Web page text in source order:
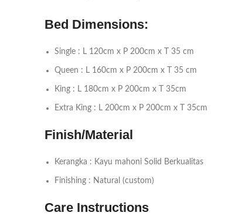
Bed Dimensions:
Single : L 120cm x P 200cm x T 35 cm
Queen : L 160cm x P 200cm x T 35 cm
King : L 180cm x P 200cm x T 35cm
Extra King : L 200cm x P 200cm x T 35cm
Finish/Material
Kerangka : Kayu mahoni Solid Berkualitas
Finishing : Natural (custom)
Care Instructions